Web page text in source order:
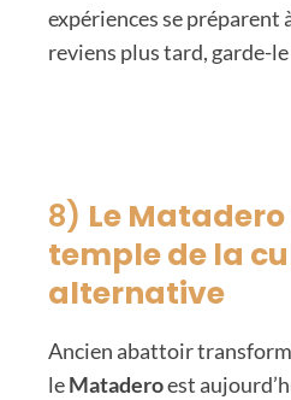
expériences se préparent
reviens plus tard, garde-
8) Le
temple de la
alternative
Ancien abattoir
leMataderoest